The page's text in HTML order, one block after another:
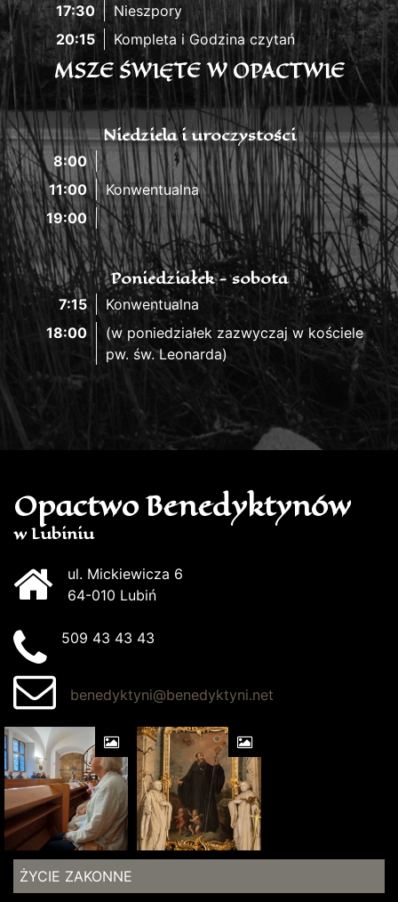
17:30
Nieszpory
20:15
Kompleta i Godzina czytań
MSZE ŚWIĘTE W OPACTWIE
Niedziela i uroczystości
8:00
11:00
Konwentualna
19:00
Poniedziałek - sobota
7:15
Konwentualna
18:00
(w poniedziałek zazwyczaj w kościele
pw. św. Leonarda)
Opactwo Benedyktynów
w Lubiniu
ul. Mickiewicza 6
64-010 Lubiń
509 43 43 43
benedyktyni@benedyktyni.net
ŻYCIE ZAKONNE